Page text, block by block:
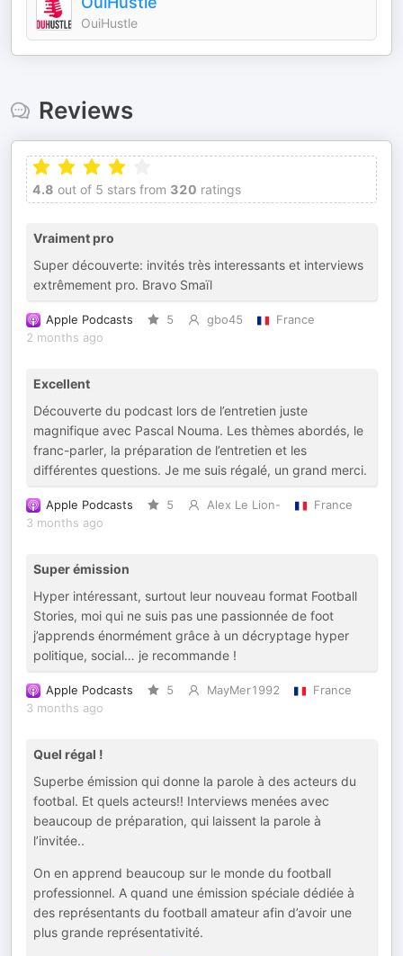
OuiHustle
Reviews
4.8 out of 5 stars from 320 ratings
Vraiment pro
Super découverte: invités très interessants et interviews
extrêmement pro. Bravo Smaïl
Apple Podcasts 5 gbo45
France
2 months ago
Excellent
Découverte du podcast lors de l’entretien juste
magnifique avec Pascal Nouma. Les thèmes abordés, le
franc-parler, la préparation de l’entretien et les
différentes questions. Je me suis régalé, un grand merci.
Apple Podcasts 5 Alex Le Lion-
France
3 months ago
Super émission
Hyper intéressant, surtout leur nouveau format Football
Stories, moi qui ne suis pas une passionnée de foot
j’apprends énormément grâce à un décryptage hyper
politique, social… je recommande !
Apple Podcasts 5 MayMer1992
France
3 months ago
Quel régal !
Superbe émission qui donne la parole à des acteurs du
footbal. Et quels acteurs!! Interviews menées avec
beaucoup de préparation, qui laissent la parole à
l’invitée..
On en apprend beaucoup sur le monde du football
professionnel. A quand une émission spéciale dédiée à
des représentants du football amateur afin d’avoir une
plus grande représentativité.